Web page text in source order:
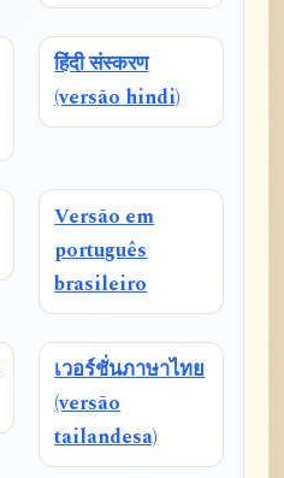
हिंदी संस्करण
(versão hindi)
Versão em
português
brasileiro
เวอร์ชั่นภาษาไทย
(versão
tailandesa)